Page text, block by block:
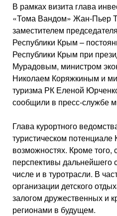
В рамках визита глава
«Тома Вандом» Жан-Пьер
заместителем
Республики Крым –
Республики Крым при
Мурадовым, министром
Николаем Коряжкиным и
туризма РК Еленой
сообщили в пресс-службе
Глава курортного
туристическом
возможностях. Кроме того,
перспективы дальнейшего
числе и в туротрасли. В
организации детского
залогом дружественных и
регионами в будущем.